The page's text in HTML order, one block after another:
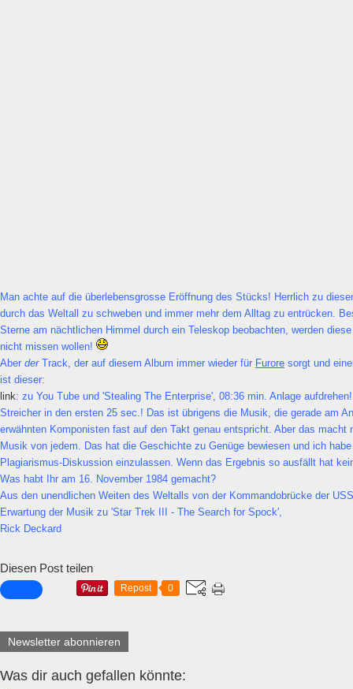
Man achte auf die überlebensgrosse Eröffnung des Stücks! Herrlich zu
durch das Weltall zu schweben und immer mehr dem Alltag zu entrücken.
Sterne am nächtlichen Himmel durch ein Teleskop beobachten, werden
nicht missen wollen!
Aber derTrack, der auf diesem Album immer wieder für Furore sorgt und
ist dieser:
link: zu You Tube und 'Stealing The Enterprise', 08:36 min. Anlage
Streicher in den ersten 25 sec.! Das ist übrigens die Musik, die gerade am
erwähnten Komponisten fast auf den Takt genau entspricht. Aber das macht
Musik von jedem. Das hat die Geschichte zu Genüge bewiesen und ich
Plagiarismus-Diskussion einzulassen. Wenn das Ergebnis so ausfällt hat
Was habt Ihr am 16. November 1984 gemacht?
Aus den unendlichen Weiten des Weltalls von der Kommandobrücke der
Erwartung der Musik zu 'Star Trek III - The Search for Spock',
Rick Deckard
Diesen Post teilen
Repost 0
Newsletter abonnieren
Was dir auch gefallen könnte: